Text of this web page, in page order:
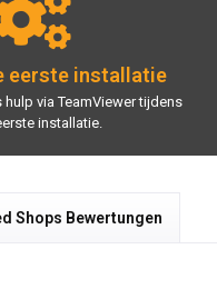
eerste installatie
via TeamViewer tijdens
installatie.
Shops Bewertungen